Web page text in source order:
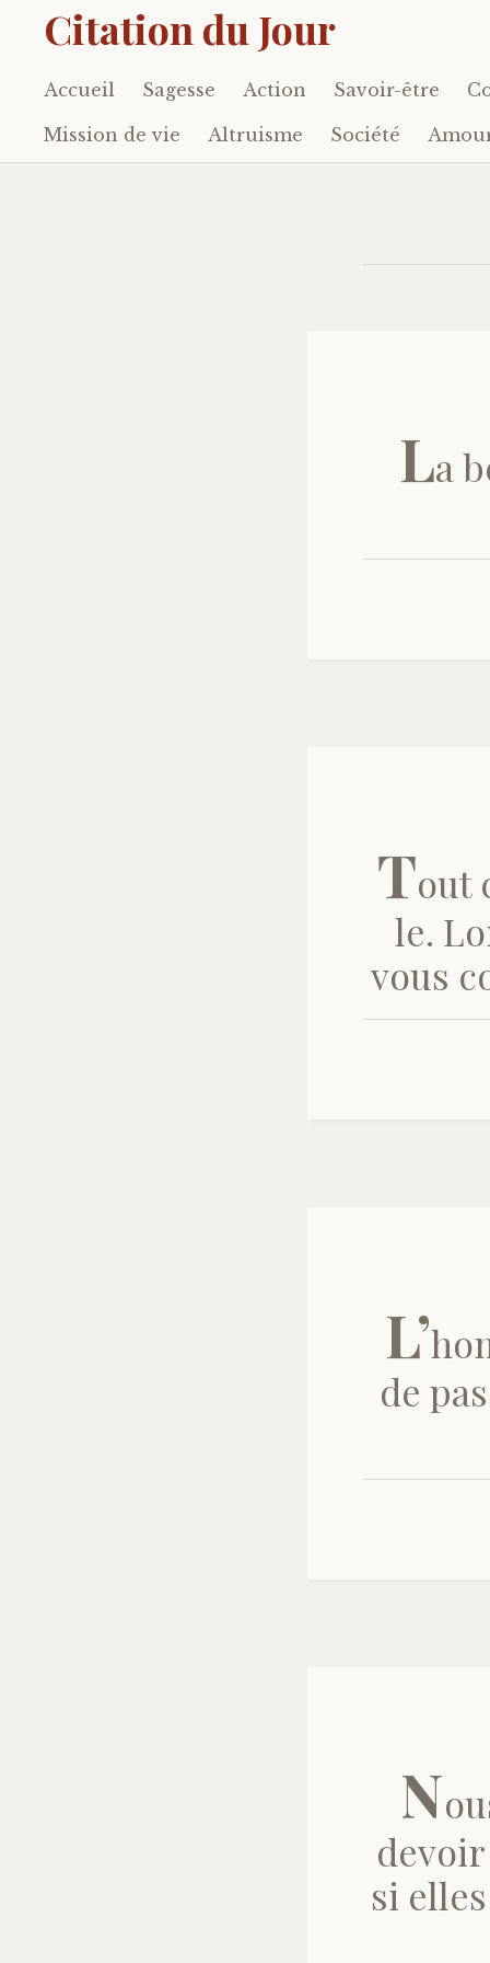
Citation du Jour
Accéder
au
Accueil Sagesse Action Savoir-être
Mission de vie Altruisme Société
La
Tout
le.
vous
L’
de
N
si